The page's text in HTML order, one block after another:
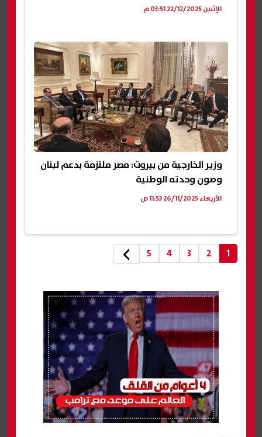
الإثنين 22/12/2025 03:51 م
وزير الخارجية من بيروت: مصر ملتزمة بدعم لبنان
وصون وحدته الوطنية
الأربعاء 26/11/2025 11:53 ص
1
2
3
4
5